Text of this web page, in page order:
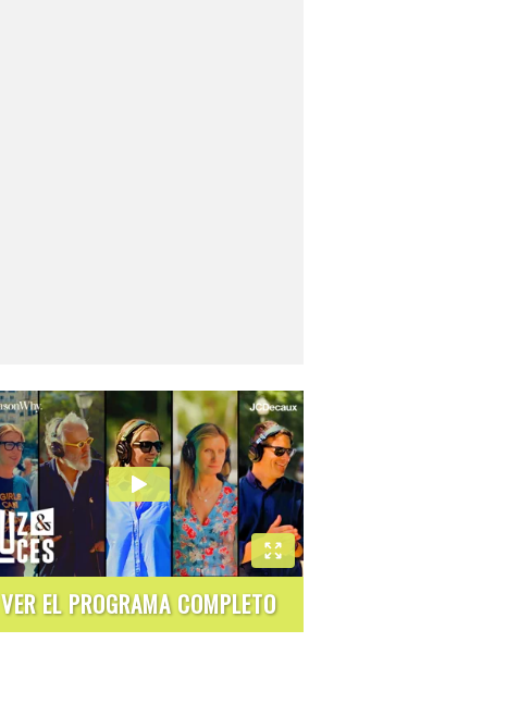
VER EL PROGRAMA COMPLETO